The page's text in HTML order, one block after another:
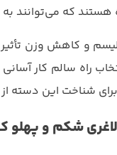
هستند که
و کاهش وزن
راه سالم کار
شناخت این دسته از
لاغری شکم و